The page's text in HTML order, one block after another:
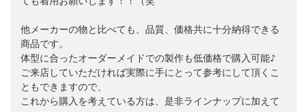
他メーカーの物と比べても、品質、価格共に十分納得できる
商品です。
体型に合ったオーダーメイドでの製作も低価格で購入可能♪
ご来店していただければ実際に手にとって参考にして頂くこ
ともできますので、
これから購入を考えている方は、是非ラインナップに加えて